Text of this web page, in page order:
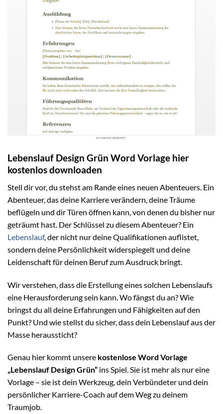
Lebenslauf Design Grün Word Vorlage hier
kostenlos downloaden
Stell dir vor, du stehst am Rande eines neuen Abenteuers. Ein
Abenteuer, das deine Karriere verändern, deine Träume
beflügeln und dir Türen öffnen kann, von denen du bisher nur
geträumt hast. Der Schlüssel zu diesem Abenteuer? Ein
Lebenslauf, der nicht nur deine Qualifikationen auflistet,
sondern deine Persönlichkeit widerspiegelt und deine
Leidenschaft für deinen Beruf zum Ausdruck bringt.
Wir verstehen, dass die Erstellung eines solchen Lebenslaufs
eine Herausforderung sein kann. Wo fängst du an? Wie
bringst du all deine Erfahrungen und Fähigkeiten auf den
Punkt? Und wie stellst du sicher, dass dein Lebenslauf aus der
Masse heraussticht?
Genau hier kommt unsere kostenlose Word Vorlage
„Lebenslauf Design Grün“ ins Spiel. Sie ist mehr als nur eine
Vorlage – sie ist dein Werkzeug, dein Verbündeter und dein
persönlicher Karriere-Coach auf dem Weg zu deinem
Traumjob.